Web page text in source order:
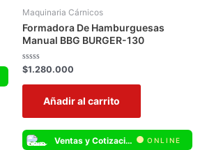
Maquinaria Cárnicos
Formadora De Hamburguesas
Manual BBG BURGER-130
Valorado
0
$1.280.000
Añadir al carrito
Ventas y Cotizaciones Whatsapp ONLINE